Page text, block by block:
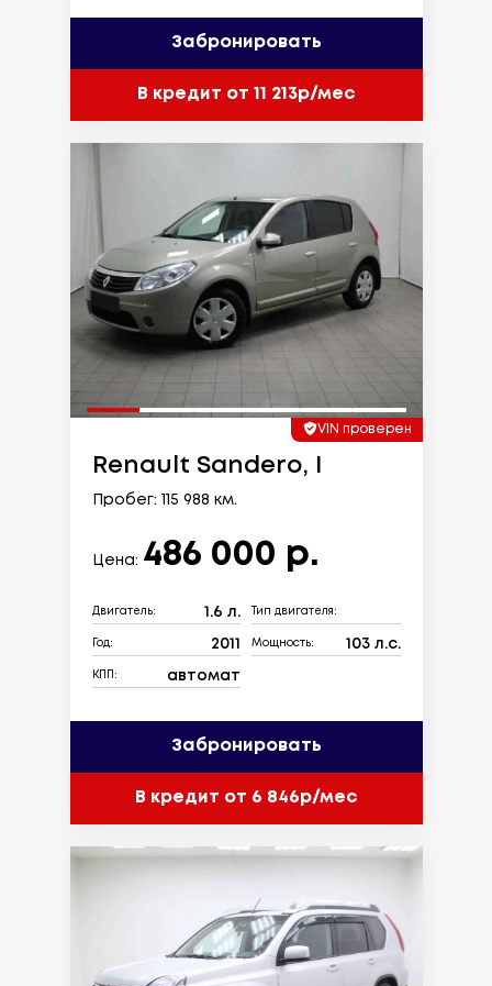
Забронировать
В кредит от 11 213р/мес
VIN проверен
Renault Sandero, I
Пробег: 115 988 км.
Цена: 486 000 р.
Двигатель: 1.6 л. Тип двигателя:
Год: 2011 Мощность: 103 л.с.
КПП: автомат
Забронировать
В кредит от 6 846р/мес